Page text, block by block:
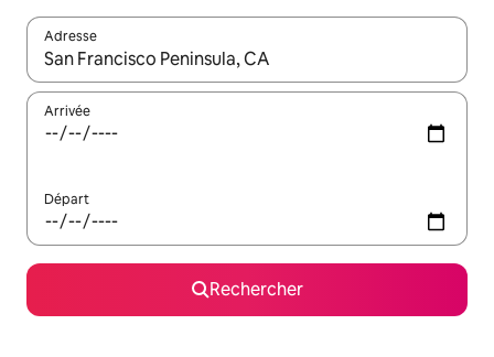
Adresse
Lorsque les résultats s'affichent, utilisez les flèches vers le
Arrivée
Départ
Rechercher